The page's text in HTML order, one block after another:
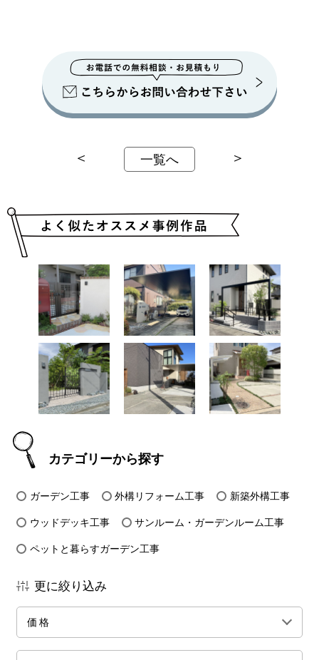
＜ 一覧へ ＞
カテゴリーから探す
ガーデン工事 外構リフォーム工事 新築外構工事
ウッドデッキ工事 サンルーム・ガーデンルーム工事
ペットと暮らすガーデン工事
更に絞り込み
価格